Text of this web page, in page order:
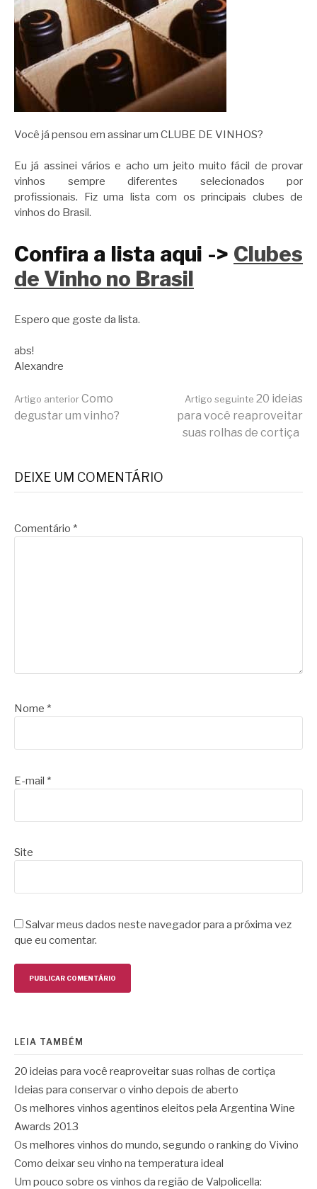
Você já pensou em assinar um CLUBE DE VINHOS?
Eu já assinei vários e acho um jeito muito fácil de provar
vinhos sempre diferentes selecionados por
profissionais. Fiz uma lista com os principais clubes de
vinhos do Brasil.
Confira a lista aqui -> Clubes
de Vinho no Brasil
Espero que goste da lista.
abs!
Alexandre
Continue
Artigo anteriorComo
degustar um vinho?
Artigo seguinte 20 ideias
para você reaproveitar
suas rolhas de cortiça
DEIXE UM COMENTÁRIO
Comentário *
Nome *
E-mail *
Site
Salvar meus dados neste navegador para a próxima vez
que eu comentar.
LEIA TAMBÉM
20 ideias para você reaproveitar suas rolhas de cortiça
Ideias para conservar o vinho depois de aberto
Os melhores vinhos agentinos eleitos pela Argentina Wine
Awards 2013
Os melhores vinhos do mundo, segundo o ranking do Vivino
Como deixar seu vinho na temperatura ideal
Um pouco sobre os vinhos da região de Valpolicella: